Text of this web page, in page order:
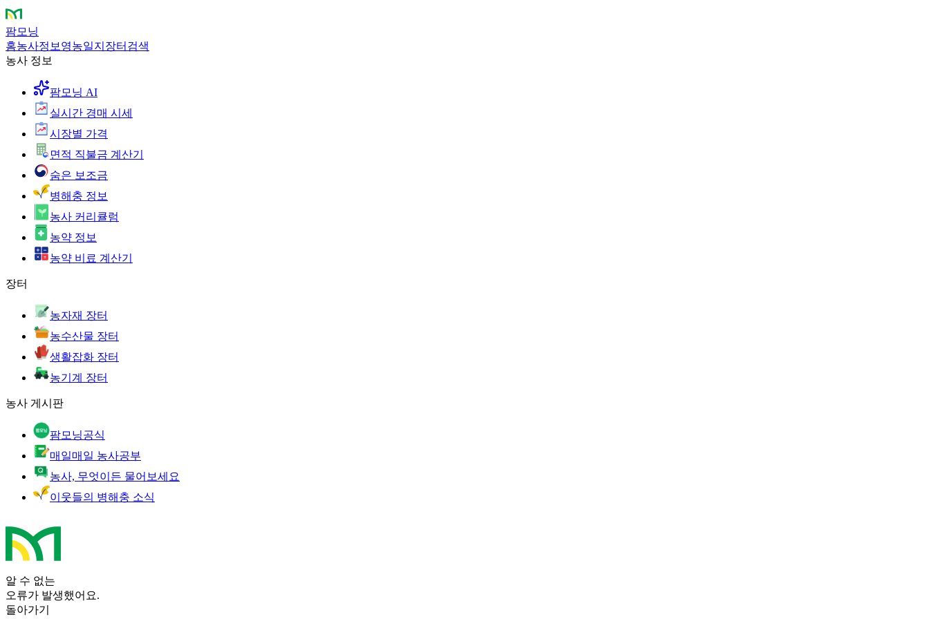
팜모닝
홈농사정보 영농일지 장터 검색
농사 정보
팜모닝 AI
실시간 경매 시세
시장별 가격
면적 직불금 계산기
숨은 보조금
병해충 정보
농사 커리큘럼
농약 정보
농약 비료 계산기
장터
농자재 장터
농수산물 장터
생활잡화 장터
농기계 장터
농사 게시판
팜모닝공식
매일매일 농사공부
농사, 무엇이든 물어보세요
이웃들의 병해충 소식
알 수 없는
오류가 발생했어요.
돌아가기